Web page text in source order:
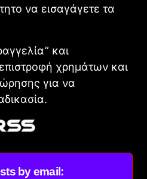
να εισαγάγετε τα
και
χρημάτων και
για να
by email: